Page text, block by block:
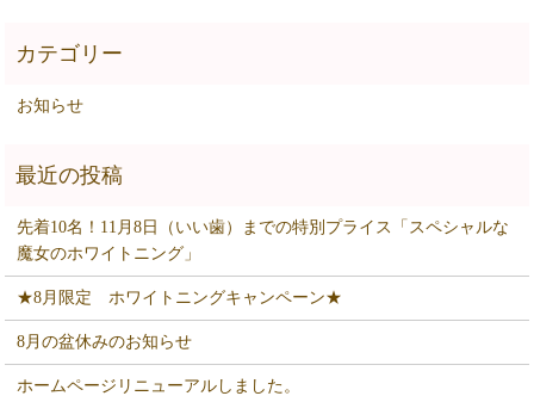
お知らせ
先着10名！11月8日（いい歯）までの特別プライス「スペシャルな
魔女のホワイトニング」
★8月限定 ホワイトニングキャンペーン★
8月の盆休みのお知らせ
ホームページリニューアルしました。